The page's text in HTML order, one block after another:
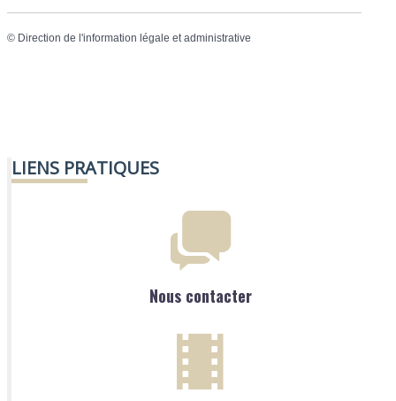
© Direction de l'information légale et administrative
LIENS PRATIQUES
Nous contacter